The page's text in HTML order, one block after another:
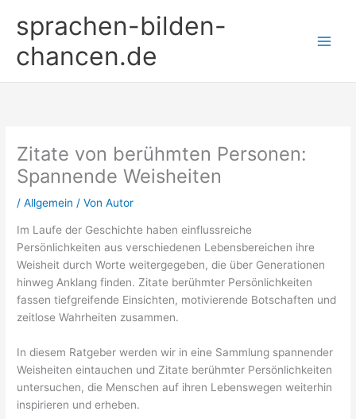
Inhalt
springen
sprachen-bilden-
chancen.de
Zitate von berühmten Personen:
Spannende Weisheiten
/Allgemein / VonAutor
Im Laufe der Geschichte haben einflussreiche
Persönlichkeiten aus verschiedenen Lebensbereichen ihre
Weisheit durch Worte weitergegeben, die über Generationen
hinweg Anklang finden. Zitate berühmter Persönlichkeiten
fassen tiefgreifende Einsichten, motivierende Botschaften und
zeitlose Wahrheiten zusammen.
In diesem Ratgeber werden wir in eine Sammlung spannender
Weisheiten eintauchen und Zitate berühmter Persönlichkeiten
untersuchen, die Menschen auf ihren Lebenswegen weiterhin
inspirieren und erheben.